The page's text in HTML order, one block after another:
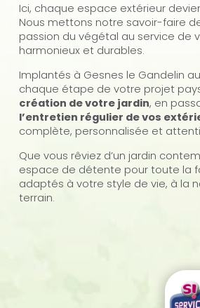
Ici, chaque espace extérieur
Nous mettons notre savoir-faire
passion du végétal au service de
harmonieux et durables.
Implantés à Gesnes le Gandelin
chaque étape de votre projet
création de votre jardin, en
l’entretien régulier de vos
complète, personnalisée et
Que vous rêviez d’un jardin
espace de détente pour toute la
adaptés à votre style de vie, à la
terrain.